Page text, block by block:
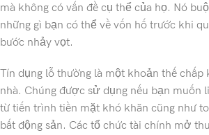
mà không có vấn đề cụ thể của họ. Nó
những gì bạn có thể về vốn hố trước khi
bước nhảy vọt.
Tín dụng lỗ thường là một khoản thế chấp
nhà. Chúng được sử dụng nếu bạn muốn
từ tiến trình tiền mặt khó khăn cũng như
bất động sản. Các tổ chức tài chính mở